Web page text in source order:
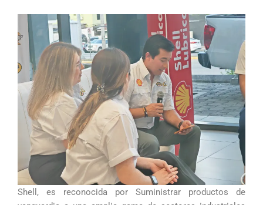
Shell, es reconocida por Suministrar productos de